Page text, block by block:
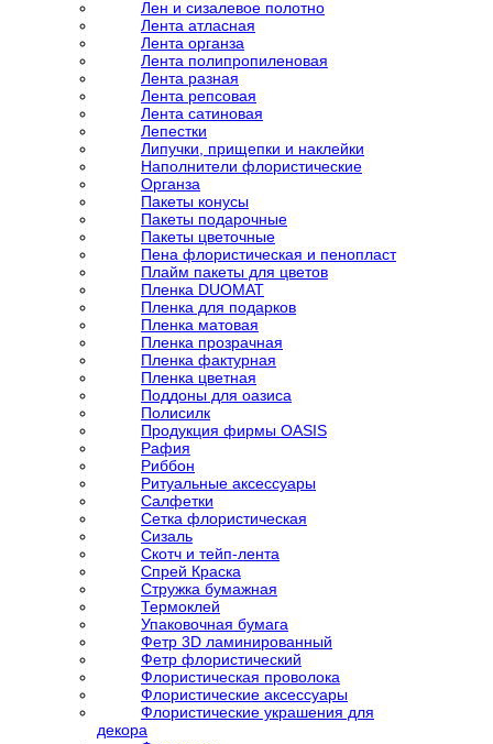
Лен и сизалевое полотно
Лента атласная
Лента органза
Лента полипропиленовая
Лента разная
Лента репсовая
Лента сатиновая
Лепестки
Липучки, прищепки и наклейки
Наполнители флористические
Органза
Пакеты конусы
Пакеты подарочные
Пакеты цветочные
Пена флористическая и пенопласт
Плайм пакеты для цветов
Пленка DUOMAT
Пленка для подарков
Пленка матовая
Пленка прозрачная
Пленка фактурная
Пленка цветная
Поддоны для оазиса
Полисилк
Продукция фирмы OASIS
Рафия
Риббон
Ритуальные аксессуары
Салфетки
Сетка флористическая
Сизаль
Скотч и тейп-лента
Спрей Краска
Стружка бумажная
Термоклей
Упаковочная бумага
Фетр 3D ламинированный
Фетр флористический
Флористическая проволока
Флористические аксессуары
Флористические украшения для
декора